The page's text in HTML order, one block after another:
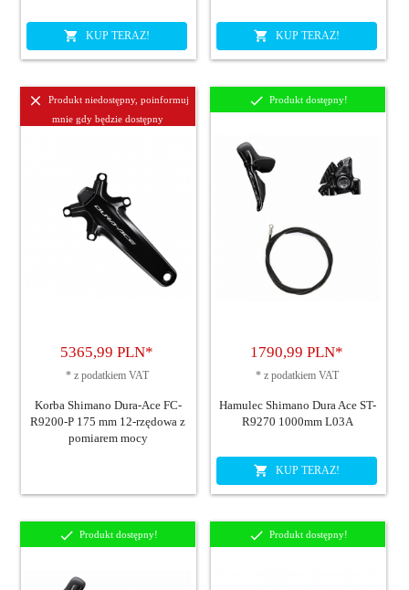
KUP TERAZ! KUP TERAZ!
Produkt niedostępny, poinformuj
mnie gdy będzie dostępny
5365,99 PLN*
* z podatkiem VAT
Korba Shimano Dura-Ace FC-
R9200-P 175 mm 12-rzędowa z
pomiarem mocy
Produkt dostępny!
1790,99 PLN*
* z podatkiem VAT
Hamulec Shimano Dura Ace ST-
R9270 1000mm L03A
KUP TERAZ!
Produkt dostępny! Produkt dostępny!